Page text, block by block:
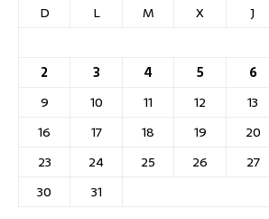
D
L M X J
2
3 4 5 6
9
10 11 12 13
16
17 18 19 20
23
24 25 26 27
30
31